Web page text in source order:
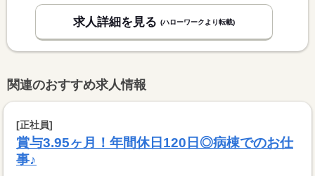
求人詳細を見る (ハローワークより転載)
関連のおすすめ求人情報
[正社員]
賞与3.95ヶ月！年間休日120日◎病棟でのお仕
事♪